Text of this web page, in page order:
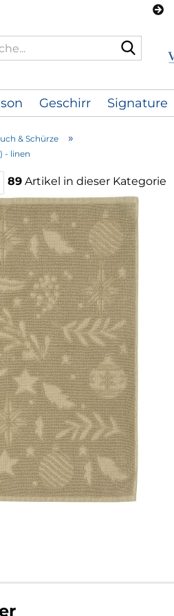
Geschirr Signature
& Schürze »
- linen
89 Artikel in dieser Kategorie